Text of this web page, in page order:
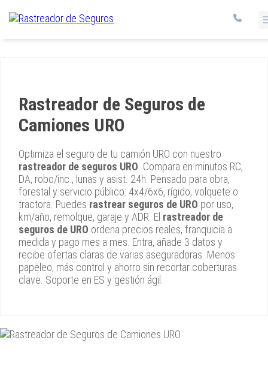
Rastreador de Seguros de
Camiones URO
Optimiza el seguro de tu camión URO con nuestro
rastreador de seguros URO . Compara en minutos RC,
DA, robo/inc., lunas y asist. 24h. Pensado para obra,
forestal y servicio público: 4x4/6x6, rígido, volquete o
tractora. Puedes rastrear seguros de URO por uso,
km/año, remolque, garaje y ADR. El rastreador de
seguros de URO ordena precios reales, franquicia a
medida y pago mes a mes. Entra, añade 3 datos y
recibe ofertas claras de varias aseguradoras. Menos
papeleo, más control y ahorro sin recortar coberturas
clave. Soporte en ES y gestión ágil.